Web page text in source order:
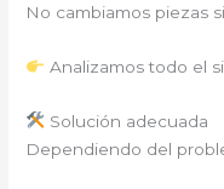
No cambiamos piezas
Analizamos todo el
Solución adecuada
Dependiendo del